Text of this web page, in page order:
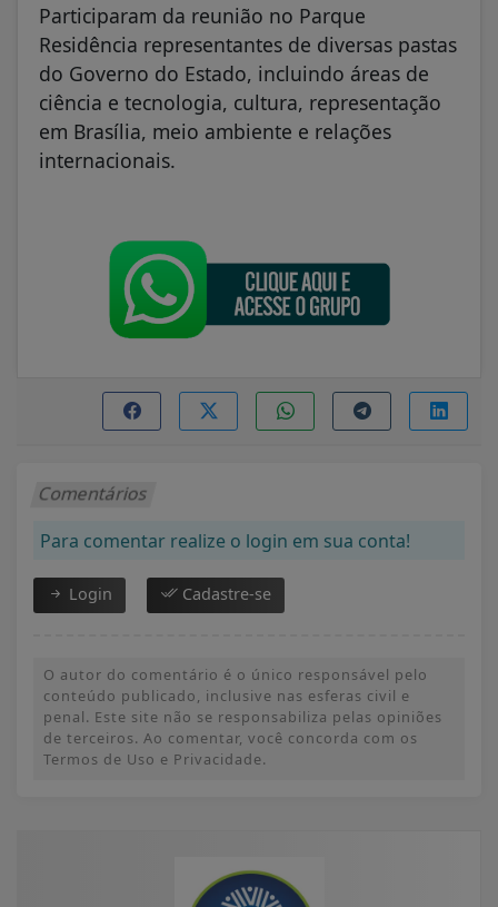
Participaram da reunião no Parque
Residência representantes de diversas pastas
do Governo do Estado, incluindo áreas de
ciência e tecnologia, cultura, representação
em Brasília, meio ambiente e relações
internacionais.
Comentários
Para comentar realize o login em sua conta!
Login Cadastre-se
O autor do comentário é o único responsável pelo
conteúdo publicado, inclusive nas esferas civil e
penal. Este site não se responsabiliza pelas opiniões
de terceiros. Ao comentar, você concorda com os
Termos de Uso e Privacidade.